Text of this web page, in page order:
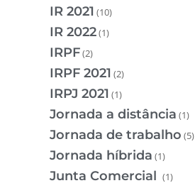
IR 2021 (10)
IR 2022(1)
IRPF(2)
IRPF 2021 (2)
IRPJ 2021 (1)
Jornada a distância (1)
Jornada de trabalho (5)
Jornada híbrida (1)
Junta Comercial (1)